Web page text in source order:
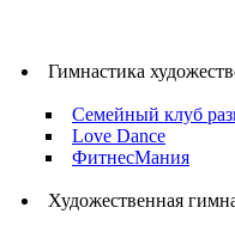
Гимнастика
Семейный клуб
Love Dance
ФитнесМания
Художественная